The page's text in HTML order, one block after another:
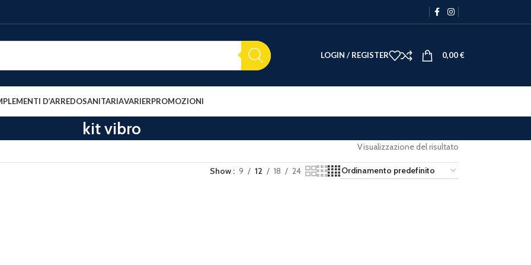
LOGIN / REGISTER 0,00€
D’ARREDOSANITARIAVARIERPROMOZIONI
kit vibro
Visualizzazione del risultato
Show 9 12 18 24